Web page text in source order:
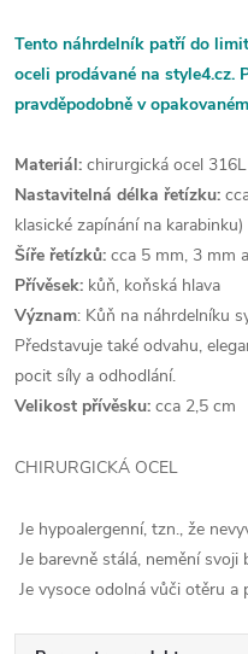
Tento náhrdelník patří do
oceli prodávané na style4.cz.
pravděpodobně v
Materiál: chirurgická ocel 316L
Nastavitelná délka řetízku:
klasické zapínání na karabinku)
Šíře řetízků: cca 5 mm, 3 mm
Přívěsek: kůň, koňská hlava
Význam: Kůň na náhrdelníku
Představuje také odvahu,
pocit síly a odhodlání.
Velikost přívěsku: cca 2,5 cm
CHIRURGICKÁ OCEL
Je hypoalergenní, tzn., že
Je barevně stálá, nemění svoji
Je vysoce odolná vůči otěru a